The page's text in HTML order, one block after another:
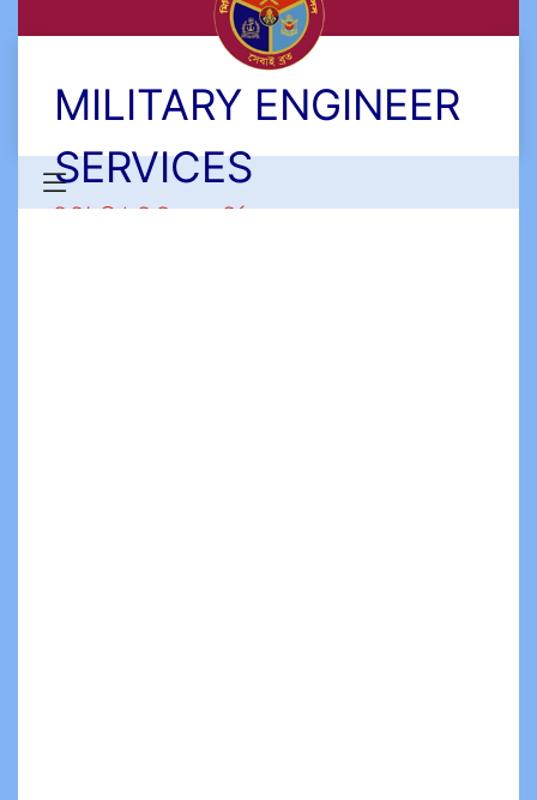
MILITARY ENGINEER
SERVICES
মিলিটারী ইঞ্জিনিয়ার সার্ভিসেস